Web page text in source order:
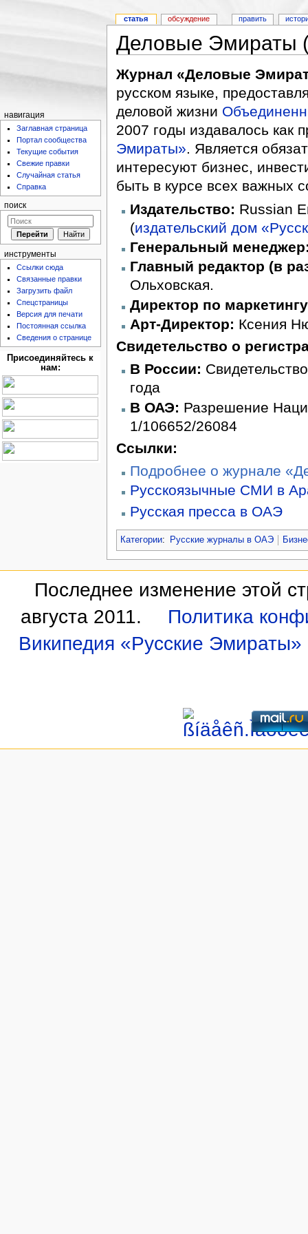
Деловые Эмираты
Журнал «Деловые
русском языке,
деловой жизни
2007 годы издавалось как
Эмираты». Является
интересуют бизнес,
быть в курсе всех важных
Издательство: Russian
(издательский дом
Генеральный
Главный редактор (в
Ольховская.
Директор по
Арт-Директор: Ксения
Свидетельство о
В России:
года
В ОАЭ: Разрешение
1/106652/26084
Ссылки:
Подробнее о журнале
Русскоязычные СМИ в
Русская пресса в ОАЭ
Категории: Русские журналы в ОАЭ
статья обсуждение править
навигация
Заглавная страница
Портал сообщества
Текущие события
Свежие правки
Случайная статья
Справка
поиск
инструменты
Ссылки сюда
Связанные правки
Загрузить файл
Спецстраницы
Версия для печати
Постоянная ссылка
Сведения о странице
Присоединяйтесь к
нам:
Последнее изменение этой
августа 2011.
Политика
Википедия «Русские Эмираты»